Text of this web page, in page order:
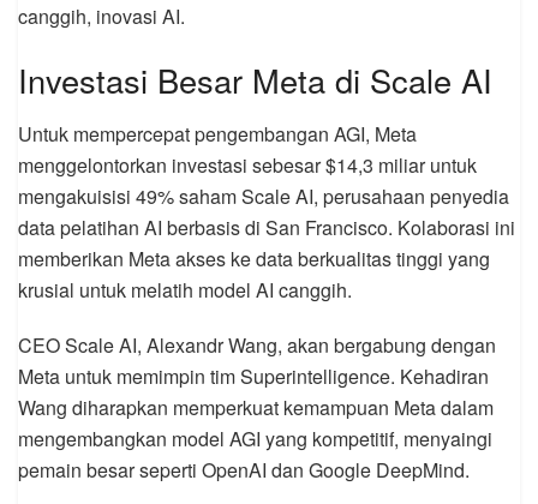
canggih, inovasi AI.
Investasi Besar Meta di Scale AI
Untuk mempercepat pengembangan AGI, Meta
menggelontorkan investasi sebesar $14,3 miliar untuk
mengakuisisi 49% saham Scale AI, perusahaan penyedia
data pelatihan AI berbasis di San Francisco. Kolaborasi ini
memberikan Meta akses ke data berkualitas tinggi yang
krusial untuk melatih model AI canggih.
CEO Scale AI, Alexandr Wang, akan bergabung dengan
Meta untuk memimpin tim Superintelligence. Kehadiran
Wang diharapkan memperkuat kemampuan Meta dalam
mengembangkan model AGI yang kompetitif, menyaingi
pemain besar seperti OpenAI dan Google DeepMind.